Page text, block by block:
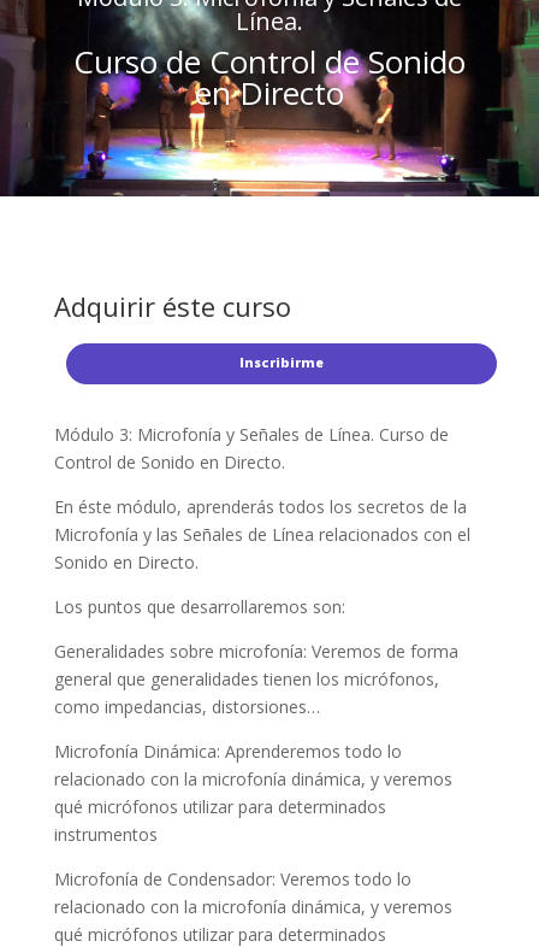
Línea.
Curso de Control de Sonido
en Directo
Adquirir éste curso
Inscribirme
Módulo 3: Microfonía y Señales de Línea. Curso de
Control de Sonido en Directo.
En éste módulo, aprenderás todos los secretos de la
Microfonía y las Señales de Línea relacionados con el
Sonido en Directo.
Los puntos que desarrollaremos son:
Generalidades sobre microfonía: Veremos de forma
general que generalidades tienen los micrófonos,
como impedancias, distorsiones…
Microfonía Dinámica: Aprenderemos todo lo
relacionado con la microfonía dinámica, y veremos
qué micrófonos utilizar para determinados
instrumentos
Microfonía de Condensador: Veremos todo lo
relacionado con la microfonía dinámica, y veremos
qué micrófonos utilizar para determinados